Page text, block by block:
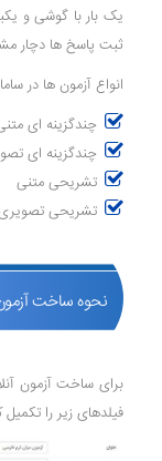
یک بار با گوشی و
ثبت پاسخ ها دچار
انواع آزمون ها در
چندگزینه ای
چندگزینه ای
تشریحی متنی
تشریحی
نحوه ساخت
برای ساخت آزمون
فیلدهای زیر را تکمیل